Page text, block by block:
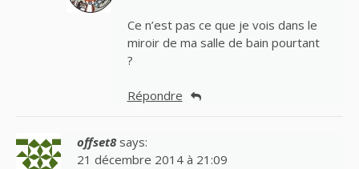
Ce n’est pas ce que je vois dans le
miroir de ma salle de bain pourtant
?
Répondre
offset8 says:
21 décembre 2014 à 21:09